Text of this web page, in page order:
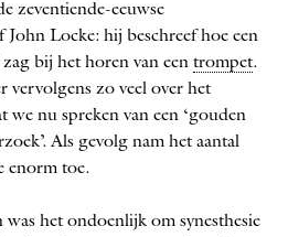
zeventiende-eeuwse
Locke: hij beschreef hoe een
bij het horen van een trompet.
vervolgens zo veel over het
we nu spreken van een ‘gouden
Als gevolg nam het aantal
enorm toe.
het ondoenlijk om synesthesie